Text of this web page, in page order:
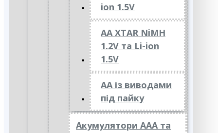
ion 1.5V
AA XTAR NiMH
1.2V та Li-ion
1.5V
АА із виводами
під пайку
Акумулятори ААА та